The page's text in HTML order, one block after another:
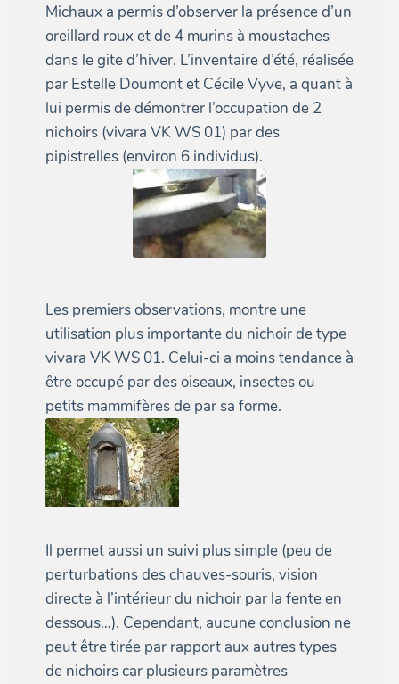
Michaux a permis d’observer la présence d’un
oreillard roux et de 4 murins à moustaches
dans le gite d’hiver. L’inventaire d’été, réalisée
par Estelle Doumont et Cécile Vyve, a quant à
lui permis de démontrer l’occupation de 2
nichoirs (vivara VK WS 01) par des
pipistrelles (environ 6 individus).
Les premiers observations, montre une
utilisation plus importante du nichoir de type
vivara VK WS 01. Celui-ci a moins tendance à
être occupé par des oiseaux, insectes ou
petits mammifères de par sa forme.
Il permet aussi un suivi plus simple (peu de
perturbations des chauves-souris, vision
directe à l’intérieur du nichoir par la fente en
dessous…). Cependant, aucune conclusion ne
peut être tirée par rapport aux autres types
de nichoirs car plusieurs paramètres